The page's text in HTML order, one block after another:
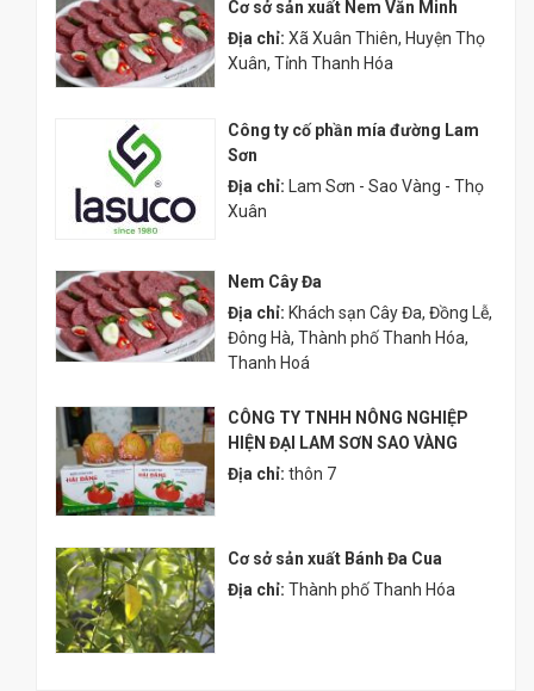
Cơ sở sản xuất Nem Văn Minh
Địa chỉ: Xã Xuân Thiên, Huyện Thọ
Xuân, Tỉnh Thanh Hóa
Công ty cố phần mía đường Lam
Sơn
Địa chỉ:
Lam Sơn - Sao Vàng - Thọ
Xuân
Nem Cây Đa
Địa chỉ: Khách sạn Cây Đa, Đồng Lễ,
Đông Hà, Thành phố Thanh Hóa,
Thanh Hoá
CÔNG TY TNHH NÔNG NGHIỆP
HIỆN ĐẠI LAM SƠN SAO VÀNG
Địa chỉ: thôn 7
Cơ sở sản xuất Bánh Đa Cua
Địa chỉ: Thành phố Thanh Hóa